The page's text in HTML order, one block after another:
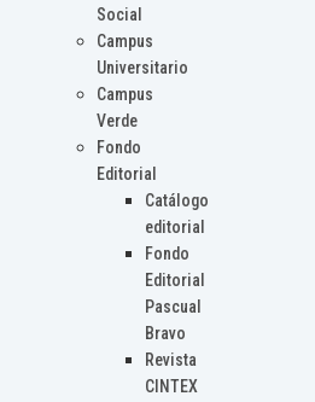
Social
Campus
Universitario
Campus
Verde
Fondo
Editorial
Catálogo
editorial
Fondo
Editorial
Pascual
Bravo
Revista
CINTEX